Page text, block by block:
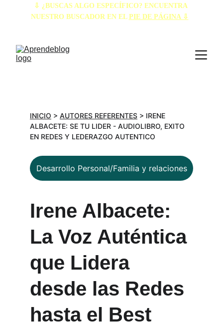
⇩ ¿BUSCAS ALGO ESPECÍFICO? ENCUENTRA
NUESTRO BUSCADOR EN EL PIE DE PÁGINA ⇩
Irene Albacete:
La Voz Auténtica
que Lidera
desde las Redes
hasta el Best
Desarrollo Personal/Familia y relaciones
INICIO > AUTORES REFERENTES > IRENE
ALBACETE: SE TU LIDER - AUDIOLIBRO, EXITO
EN REDES Y LEDERAZGO AUTENTICO